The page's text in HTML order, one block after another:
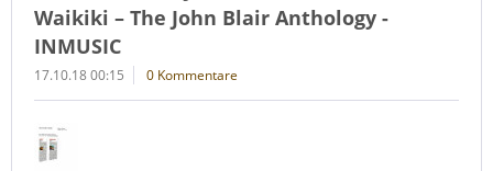
Waikiki – The John Blair Anthology -
INMUSIC
17.10.18 00:15 0 Kommentare